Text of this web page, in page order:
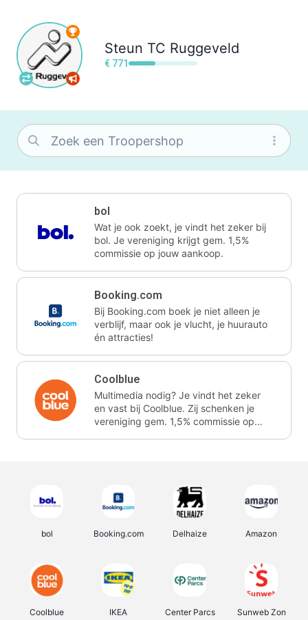
Steun TC Ruggeveld
€ 771
bol
Wat je ook zoekt, je vindt het zeker bij
bol. Je vereniging krijgt gem. 1,5%
commissie op jouw aankoop.
Booking.com
Bij Booking.com boek je niet alleen je
verblijf, maar ook je vlucht, je huurauto
én attracties!
Coolblue
Multimedia nodig? Je vindt het zeker
en vast bij Coolblue. Zij schenken je
vereniging gem. 1,5% commissie op
bol Booking.com Delhaize Amazon
Coolblue IKEA Center Parcs Sunweb Zon